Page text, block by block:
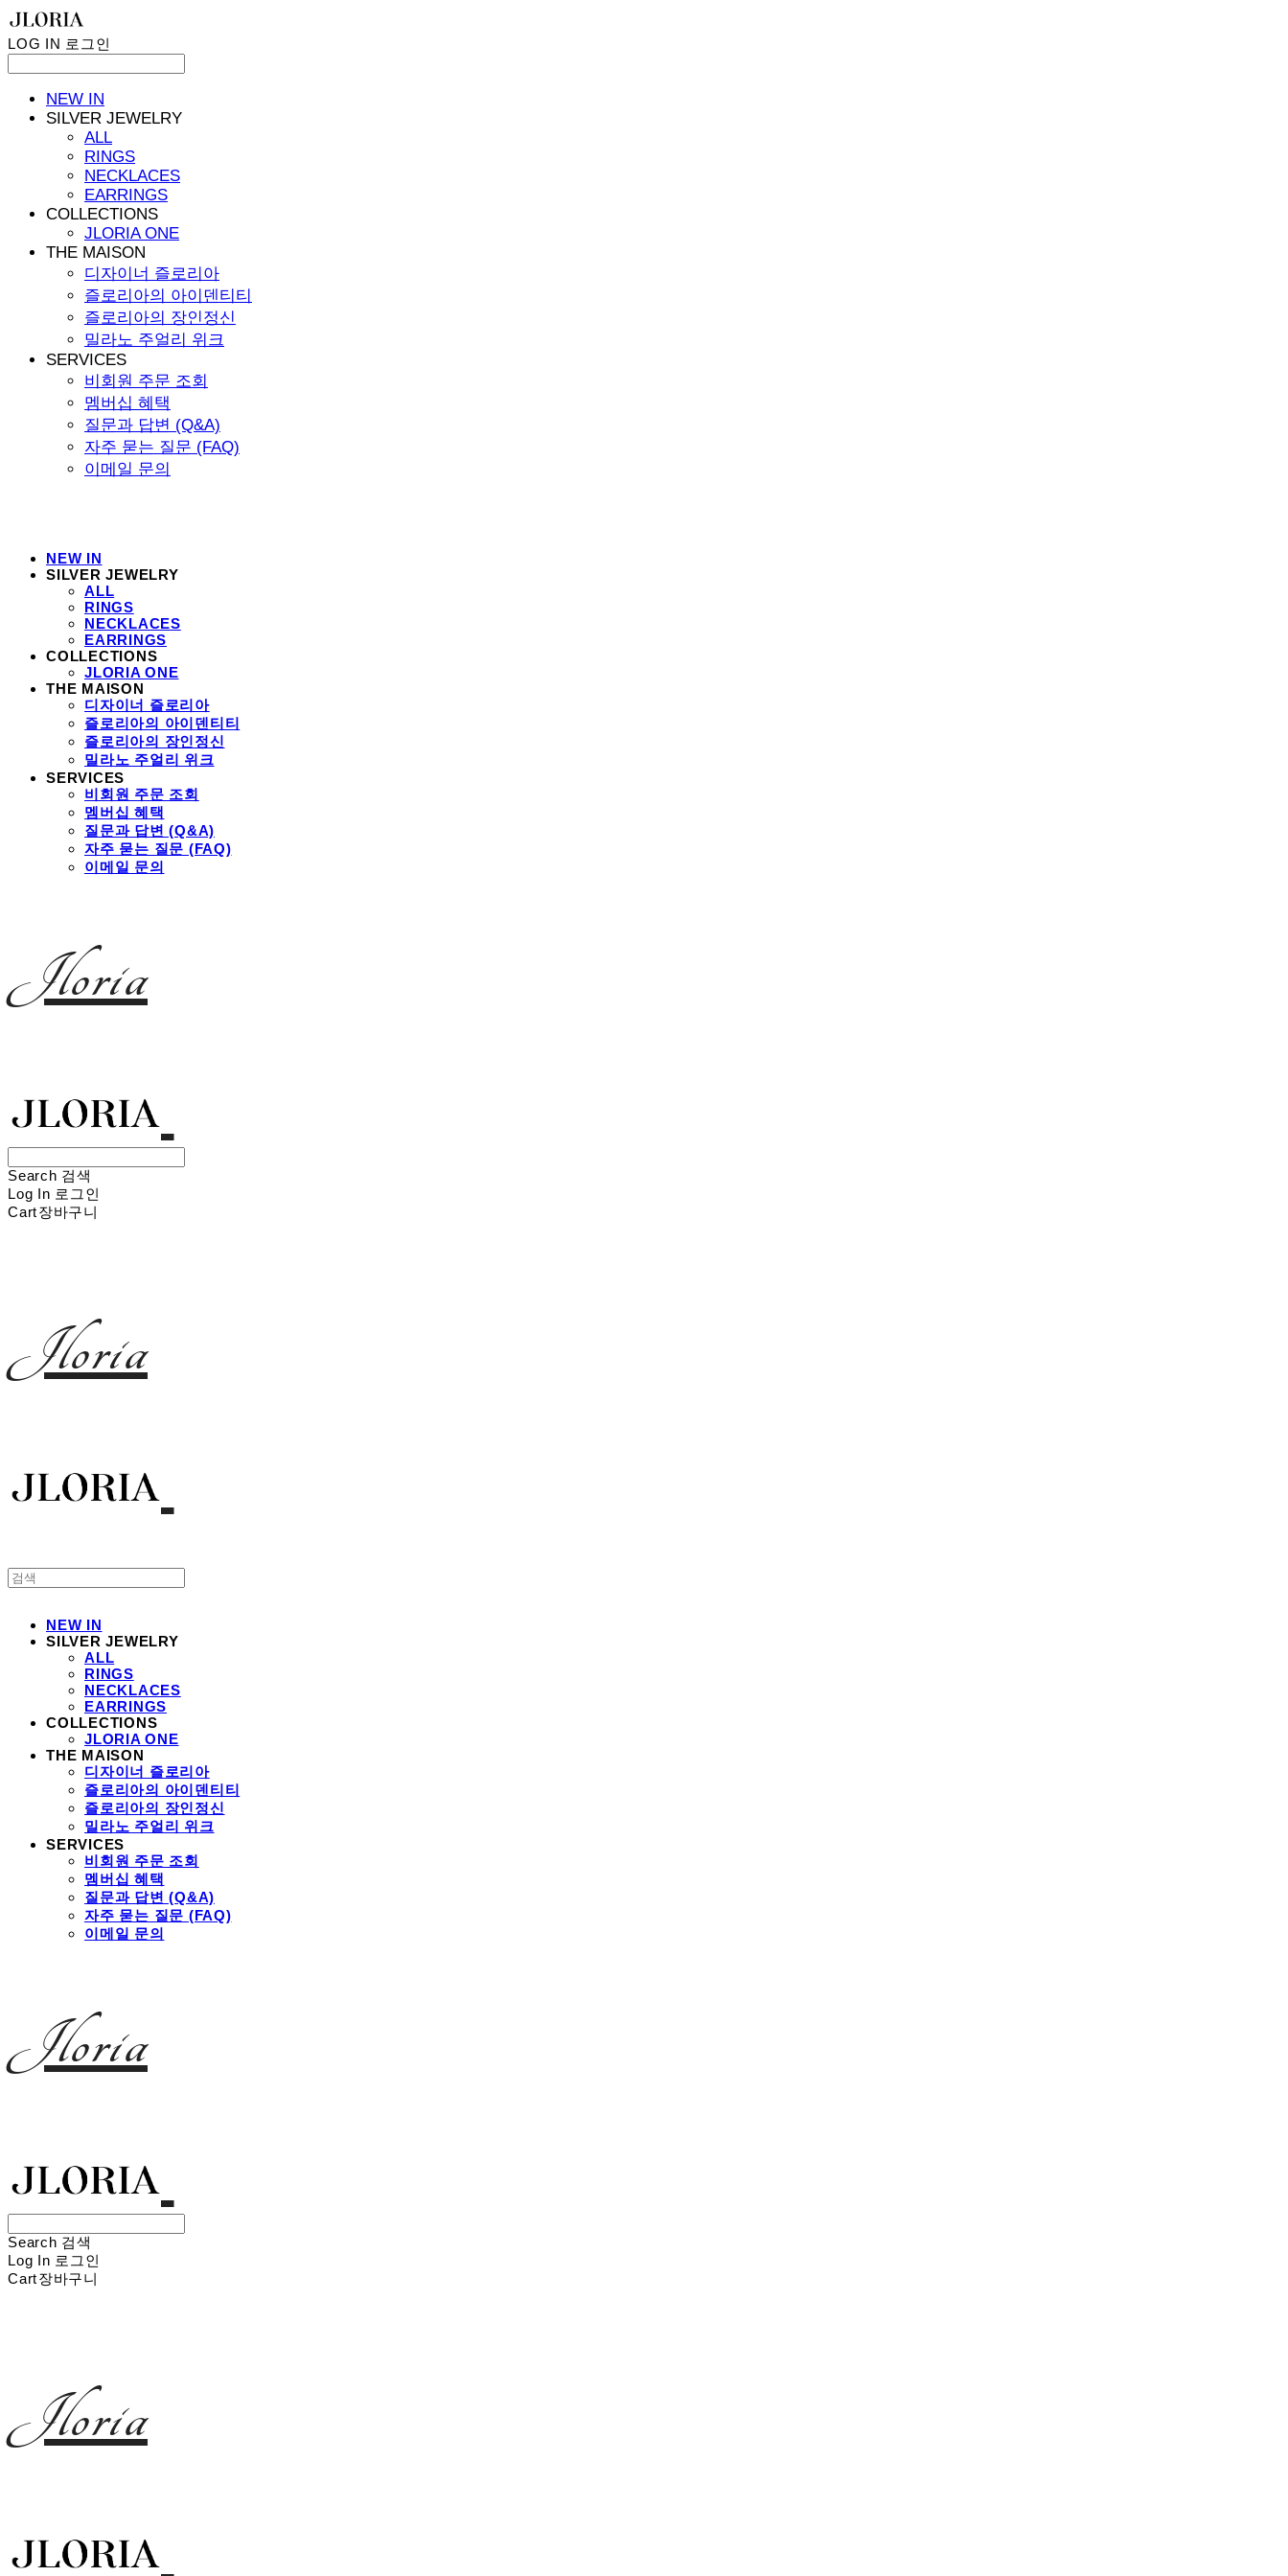
LOG IN 로그인
NEW IN
SILVER JEWELRY
ALL
RINGS
NECKLACES
EARRINGS
COLLECTIONS
JLORIA ONE
THE MAISON
디자이너 즐로리아
즐로리아의 아이덴티티
즐로리아의 장인정신
밀라노 주얼리 위크
SERVICES
비회원 주문 조회
멤버십 혜택
질문과 답변 (Q&A)
자주 묻는 질문 (FAQ)
이메일 문의
NEW IN
SILVER JEWELRY
ALL
RINGS
NECKLACES
EARRINGS
COLLECTIONS
JLORIA ONE
THE MAISON
디자이너 즐로리아
즐로리아의 아이덴티티
즐로리아의 장인정신
밀라노 주얼리 위크
SERVICES
비회원 주문 조회
멤버십 혜택
질문과 답변 (Q&A)
자주 묻는 질문 (FAQ)
이메일 문의
Jloria
Search 검색
Log In 로그인
Cart장바구니
Jloria
NEW IN
SILVER JEWELRY
ALL
RINGS
NECKLACES
EARRINGS
COLLECTIONS
JLORIA ONE
THE MAISON
디자이너 즐로리아
즐로리아의 아이덴티티
즐로리아의 장인정신
밀라노 주얼리 위크
SERVICES
비회원 주문 조회
멤버십 혜택
질문과 답변 (Q&A)
자주 묻는 질문 (FAQ)
이메일 문의
Jloria
Search 검색
Log In 로그인
Cart장바구니
Jloria